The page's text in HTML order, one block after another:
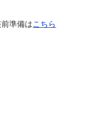
準備はこちら